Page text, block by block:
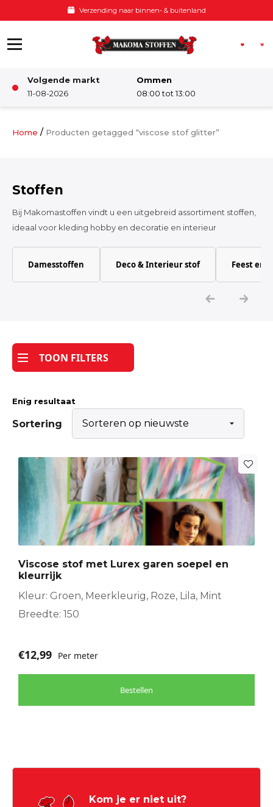
Verzending naar binnen- & buitenland
Volgende markt
11-08-2026
Ommen
08:00 tot 13:00
Damesstoffen
Katoen
Tijdpakker stof
Home / Producten getagged “viscose stof glitter”
Stoffen
Bij Makomastoffen vindt u een uitgebreid assortiment stoffen,
ideaal voor kleding hobby en decoratie en interieur
Damesstoffen Deco & Interieur stof Feest en
TOON FILTERS
Enig resultaat
Sortering
Viscose stof met Lurex garen soepel en
kleurrijk
Kleur: Groen, Meerkleurig, Roze, Lila, Mint
Breedte: 150
€12,99 Per meter
Bestellen
Kom je er niet uit?